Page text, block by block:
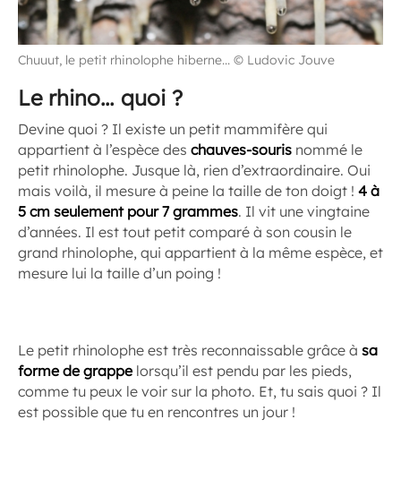
Chuuut, le petit rhinolophe hiberne... © Ludovic Jouve
Le rhino… quoi ?
Devine quoi ? Il existe un petit mammifère qui
appartient à l’espèce des chauves-souris nommé le
petit rhinolophe. Jusque là, rien d’extraordinaire. Oui
mais voilà, il mesure à peine la taille de ton doigt ! 4 à
5 cm seulement pour 7 grammes. Il vit une vingtaine
d’années. Il est tout petit comparé à son cousin le
grand rhinolophe, qui appartient à la même espèce, et
mesure lui la taille d’un poing !
Le petit rhinolophe est très reconnaissable grâce à sa
forme de grappelorsqu’il est pendu par les pieds,
comme tu peux le voir sur la photo. Et, tu sais quoi ? Il
est possible que tu en rencontres un jour !